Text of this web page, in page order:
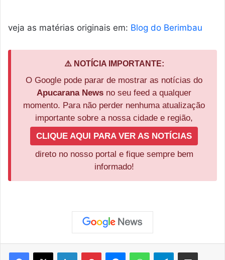
veja as matérias originais em: Blog do Berimbau
⚠️ NOTÍCIA IMPORTANTE:
O Google pode parar de mostrar as notícias do
Apucarana News no seu feed a qualquer
momento. Para não perder nenhuma atualização
importante sobre a nossa cidade e região,
CLIQUE AQUI PARA VER AS NOTÍCIAS
direto no nosso portal e fique sempre bem
informado!
Facebook
X LinkedinPinterestMessengerWhatsAppTelegramCompartilhar via e-mail